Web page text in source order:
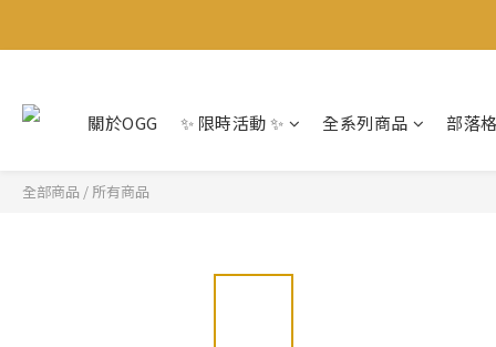
關於OGG ✨ 限時活動 ✨ 全系列商品 部落
全部商品 / 所有商品